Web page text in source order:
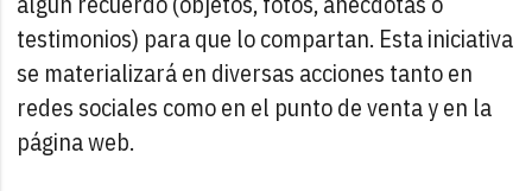
testimonios) para que lo compartan. Esta iniciativa
se materializará en diversas acciones tanto en
redes sociales como en el punto de venta y en la
página web.